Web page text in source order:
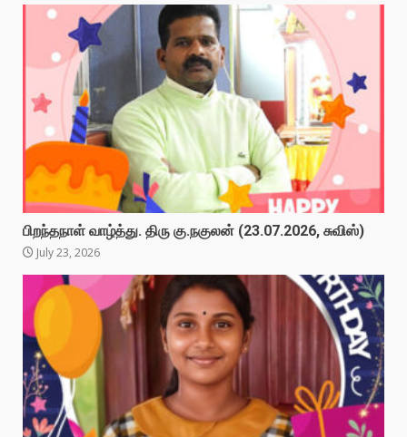
பிறந்தநாள் வாழ்த்து. திரு கு.நகுலன் (23.07.2026, சுவிஸ்)
July 23, 2026